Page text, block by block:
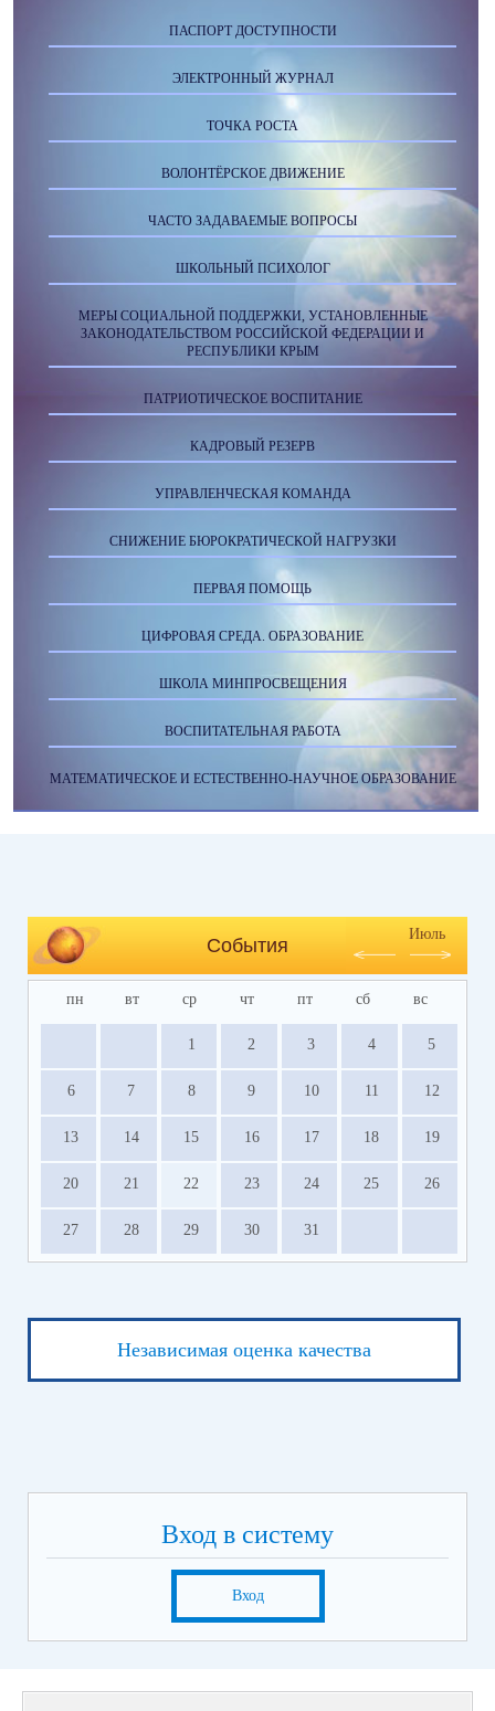
ПАСПОРТ ДОСТУПНОСТИ
ЭЛЕКТРОННЫЙ ЖУРНАЛ
ТОЧКА РОСТА
ВОЛОНТЁРСКОЕ ДВИЖЕНИЕ
ЧАСТО ЗАДАВАЕМЫЕ ВОПРОСЫ
ШКОЛЬНЫЙ ПСИХОЛОГ
МЕРЫ СОЦИАЛЬНОЙ ПОДДЕРЖКИ, УСТАНОВЛЕННЫЕ
ЗАКОНОДАТЕЛЬСТВОМ РОССИЙСКОЙ ФЕДЕРАЦИИ И
РЕСПУБЛИКИ КРЫМ
ПАТРИОТИЧЕСКОЕ ВОСПИТАНИЕ
КАДРОВЫЙ РЕЗЕРВ
УПРАВЛЕНЧЕСКАЯ КОМАНДА
СНИЖЕНИЕ БЮРОКРАТИЧЕСКОЙ НАГРУЗКИ
ПЕРВАЯ ПОМОЩЬ
ЦИФРОВАЯ СРЕДА. ОБРАЗОВАНИЕ
ШКОЛА МИНПРОСВЕЩЕНИЯ
ВОСПИТАТЕЛЬНАЯ РАБОТА
МАТЕМАТИЧЕСКОЕ И ЕСТЕСТВЕННО-НАУЧНОЕ ОБРАЗОВАНИЕ
События
Июль
пн вт ср чт пт сб вс
1 2 3 4 5
6 7 8 9 10 11 12
13 14 15 16 17 18 19
20 21 22 23 24 25 26
27 28 29 30 31
Независимая оценка качества
Вход в систему
Вход